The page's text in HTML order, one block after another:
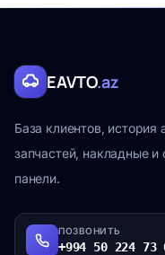
EAVTO.az
База клиентов,
запчастей, накладные
панели.
ПОЗВОНИТЬ
+994 50 224 73